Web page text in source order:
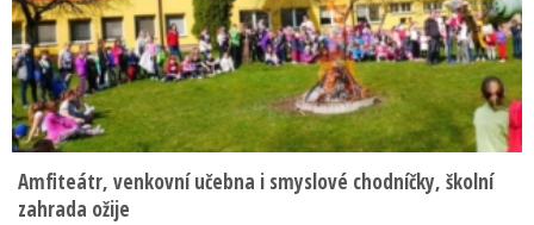
Amfiteátr, venkovní učebna i smyslové chodníčky, školní
zahrada ožije